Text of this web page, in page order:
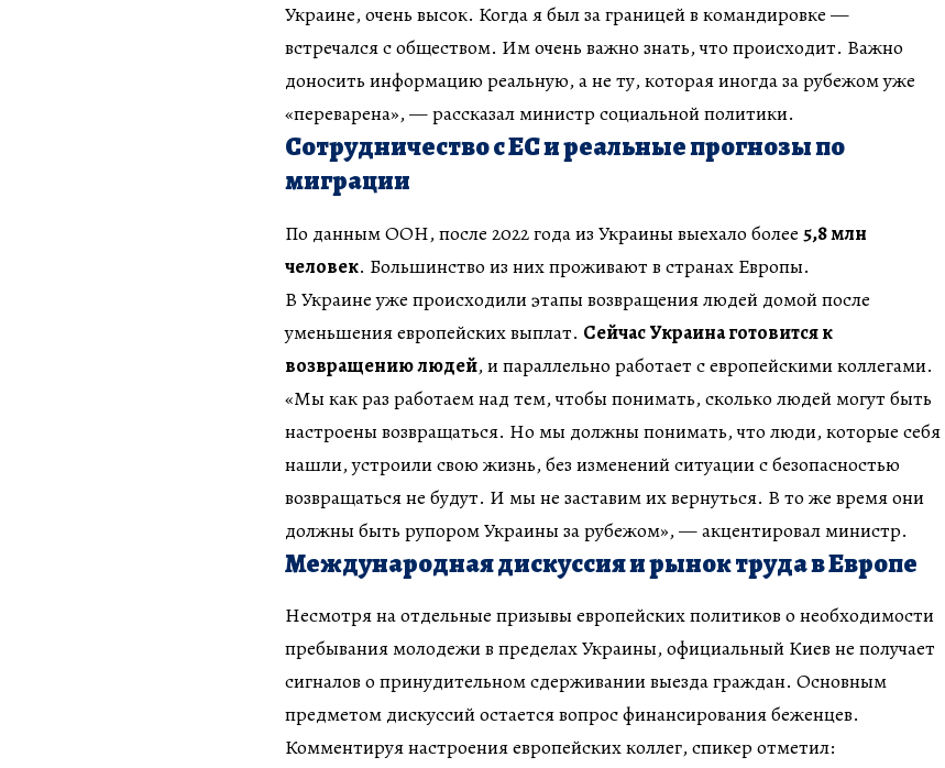
Украине, очень высок. Когда я был за границей в командировке —
встречался с обществом. Им очень важно знать, что происходит. Важно
доносить информацию реальную, а не ту, которая иногда за рубежом уже
«переварена», — рассказал министр социальной политики.
Сотрудничество с ЕС и реальные прогнозы по
миграции
По данным ООН, после 2022 года из Украины выехало более 5,8 млн
человек. Большинство из них проживают в странах Европы.
В Украине уже происходили этапы возвращения людей домой после
уменьшения европейских выплат. Сейчас Украина готовится к
возвращению людей, и параллельно работает с европейскими коллегами.
«Мы как раз работаем над тем, чтобы понимать, сколько людей могут быть
настроены возвращаться. Но мы должны понимать, что люди, которые себя
нашли, устроили свою жизнь, без изменений ситуации с безопасностью
возвращаться не будут. И мы не заставим их вернуться. В то же время они
должны быть рупором Украины за рубежом», — акцентировал министр.
Международная дискуссия и рынок труда в Европе
Несмотря на отдельные призывы европейских политиков о необходимости
пребывания молодежи в пределах Украины, официальный Киев не получает
сигналов о принудительном сдерживании выезда граждан. Основным
предметом дискуссий остается вопрос финансирования беженцев.
Комментируя настроения европейских коллег, спикер отметил: